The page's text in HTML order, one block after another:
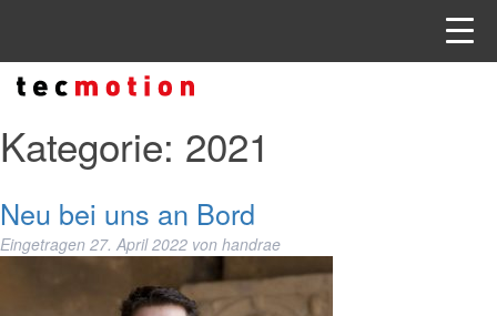
Kategorie: 2021
Neu bei uns an Bord
Eingetragen 27. April 2022 von handrae